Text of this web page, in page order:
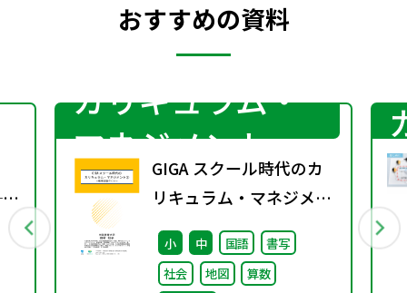
おすすめの資料
カリキュラム・
マネジメント
GIGA スクール時代のカ
リキュラム・マネジメン
ト③〜教育活動づくり～
小 中 国語
書写
社会
地図
算数